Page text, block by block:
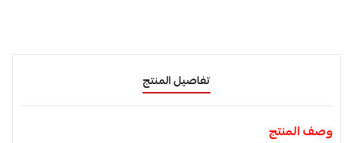
تفاصيل المنتج
وصف المنتج